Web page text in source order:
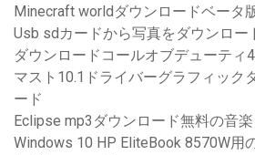
Minecraft worldダウンロードベータ
Usb sdカードから写真をダウンロー
ダウンロードコールオブデューティ
マスト10.1ドライバーグラフィック
ード
Eclipse mp3ダウンロード無料の音楽
Windows 10 HP EliteBook 8570W用